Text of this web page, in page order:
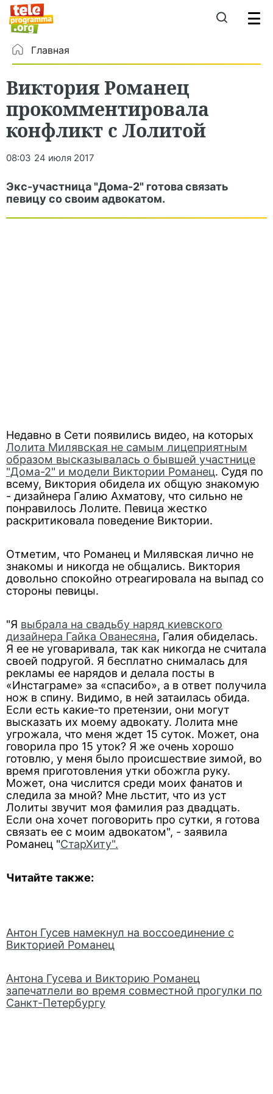
Главная
Виктория Романец
прокомментировала
конфликт с Лолитой
08:03 24 июля 2017
Экс-участница "Дома-2" готова связать
певицу со своим адвокатом.
Недавно в Сети появились видео, на которых
Лолита Милявская не самым лицеприятным
образом высказывалась о бывшей участнице
"Дома-2" и модели Виктории Романец. Судя по
всему, Виктория обидела их общую знакомую
- дизайнера Галию Ахматову, что сильно не
понравилось Лолите. Певица жестко
раскритиковала поведение Виктории.
Отметим, что Романец и Милявская лично не
знакомы и никогда не общались. Виктория
довольно спокойно отреагировала на выпад со
стороны певицы.
"Я выбрала на свадьбу наряд киевского
дизайнера Гайка Ованесяна, Галия обиделась.
Я ее не уговаривала, так как никогда не считала
своей подругой. Я бесплатно снималась для
рекламы ее нарядов и делала посты в
«Инстаграме» за «спасибо», а в ответ получила
нож в спину. Видимо, в ней затаилась обида.
Если есть какие-то претензии, они могут
высказать их моему адвокату. Лолита мне
угрожала, что меня ждет 15 суток. Может, она
говорила про 15 уток? Я же очень хорошо
готовлю, у меня было происшествие зимой, во
время приготовления утки обожгла руку.
Может, она числится среди моих фанатов и
следила за мной? Мне льстит, что из уст
Лолиты звучит моя фамилия раз двадцать.
Если она хочет поговорить про сутки, я готова
связать ее с моим адвокатом", - заявила
Романец "СтарХиту".
Читайте также:
Антон Гусев намекнул на воссоединение с
Викторией Романец
Антона Гусева и Викторию Романец
запечатлели во время совместной прогулки по
Санкт-Петербургу